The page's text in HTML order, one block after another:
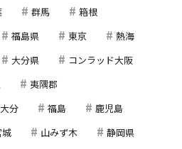
群馬
箱根
福島県 東京
熱海
大分県
コンラッド大阪
夷隅郡
大分 福島
鹿児島
城 山みず木
静岡県